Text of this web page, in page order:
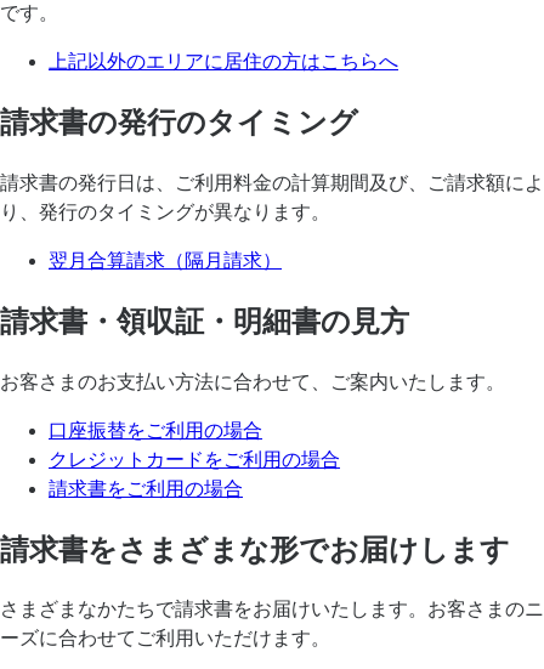
です。
上記以外のエリアに居住の方はこちらへ
請求書の発行のタイミング
請求書の発行日は、ご利用料金の計算期間及び、ご請求額によ
り、発行のタイミングが異なります。
翌月合算請求（隔月請求）
請求書・領収証・明細書の見方
お客さまのお支払い方法に合わせて、ご案内いたします。
口座振替をご利用の場合
クレジットカードをご利用の場合
請求書をご利用の場合
請求書をさまざまな形でお届けします
さまざまなかたちで請求書をお届けいたします。お客さまのニ
ーズに合わせてご利用いただけます。